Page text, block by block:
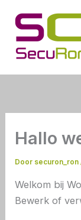
naar
inhoud
Hallo
Door securon_ron
Welkom bij
Bewerk of